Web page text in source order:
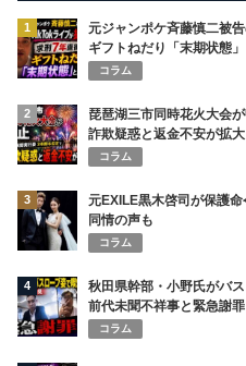
1
元ジャンポケ斉藤慎二被
ギフトねだり「末期状態
コラム
2
琵琶湖三市同時花火大会
詐欺疑惑と返金不安が拡大
コラム
3
元EXILE黒木啓司が保護
同情の声も
コラム
4
秋田県幹部・小野氏がバ
前代未聞不祥事と緊急謝罪
コラム